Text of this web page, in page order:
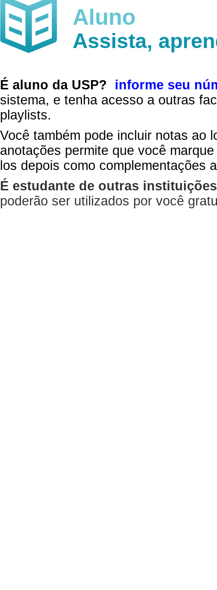
Aluno
Assista,
É aluno da USP?
informe seu
sistema, e tenha acesso a outras
playlists.
Você também pode incluir notas ao
anotações permite que você
los depois como complementações
É estudante de outras
poderão ser utilizados por você